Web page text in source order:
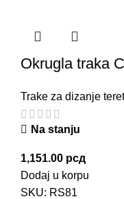
Okrugla traka
Trake za dizanje
Na stanju
1,151.00 рсд
Dodaj u korpu
SKU: RS81